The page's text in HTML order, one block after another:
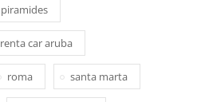
piramides
renta car aruba
roma santa marta